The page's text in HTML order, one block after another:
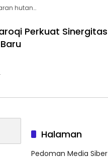
hutan…
Perkuat Sinergitas
Halaman
Pedoman Media Siber